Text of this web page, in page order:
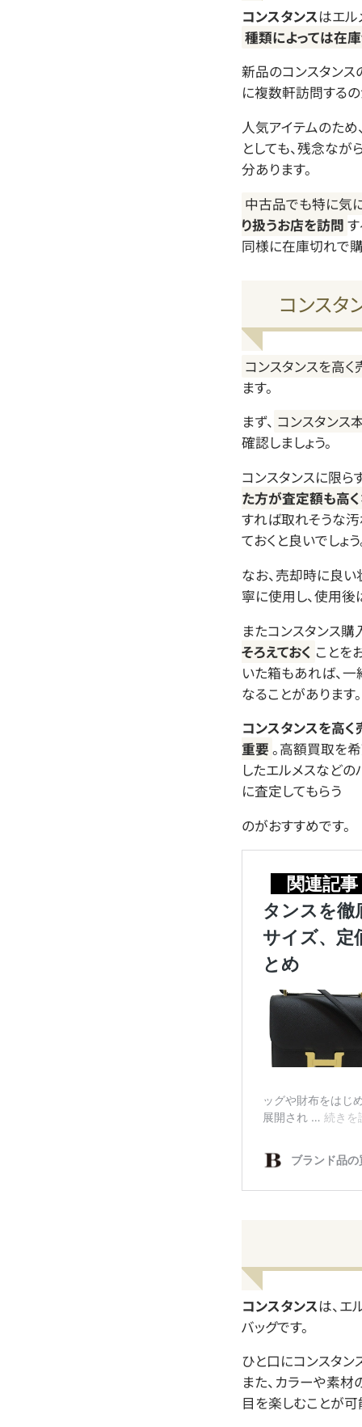
コンスタンスはエル
種類によっては在
新品のコンスタン
に複数軒訪問するの
人気アイテムのた
としても、残念な
分あります。
中古品でも特に気
り扱うお店を訪問
同様に在庫切れで
コンスタ
コンスタンスを高く
ます。
まず、 コンスタンス
確認しましょう。
コンスタンスに限ら
た方が査定額も高
すれば取れそうな
ておくと良いでしょう
なお、売却時に良
寧に使用し、使用後
またコンスタンス
そろえておく ことを
いた箱もあれば、
なることがあります。
コンスタンスを高く
重要 。高額買取を
したエルメスなど
に査定してもらう
のがおすすめです。
コンスタンスは、エ
バッグです。
ひと口にコンスタン
また、カラーや素材
目を楽しむことが可